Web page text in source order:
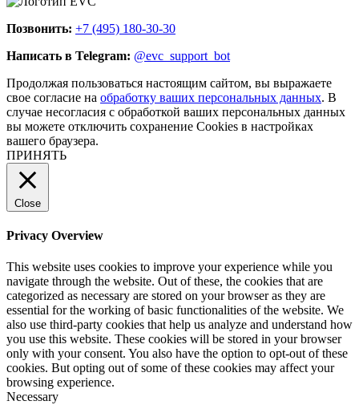
Позвонить: +7 (495) 180-30-30
Написать в Telegram: @evc_support_bot
Продолжая пользоваться настоящим сайтом, вы выражаете
свое согласие на обработку ваших персональных данных. В
случае несогласия с обработкой ваших персональных данных
вы можете отключить сохранение Cookies в настройках
вашего браузера.
ПРИНЯТЬ
Close
Privacy Overview
This website uses cookies to improve your experience while you
navigate through the website. Out of these, the cookies that are
categorized as necessary are stored on your browser as they are
essential for the working of basic functionalities of the website. We
also use third-party cookies that help us analyze and understand how
you use this website. These cookies will be stored in your browser
only with your consent. You also have the option to opt-out of these
cookies. But opting out of some of these cookies may affect your
browsing experience.
Necessary